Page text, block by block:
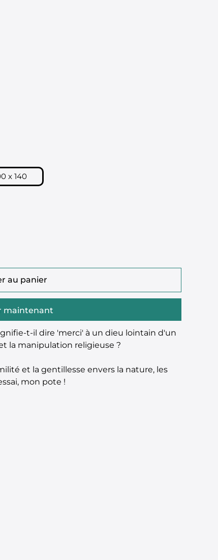
x 140
au panier
maintenant
t-il dire 'merci' à un dieu lointain d'un
la manipulation religieuse ?
et la gentillesse envers la nature, les
mon pote !